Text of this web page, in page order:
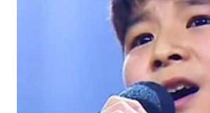
지만 / Says those two eyes 더 이상은 아니란 걸 /
나도 알 자나 / Even you and I know 뜨거운 그 눈물..